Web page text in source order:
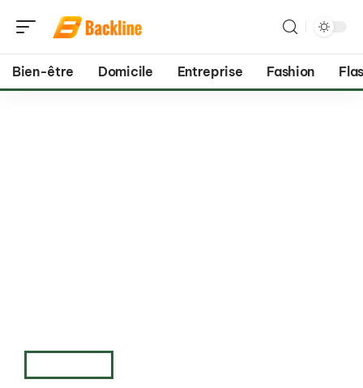
Bien-être Domicile Entreprise Fashion